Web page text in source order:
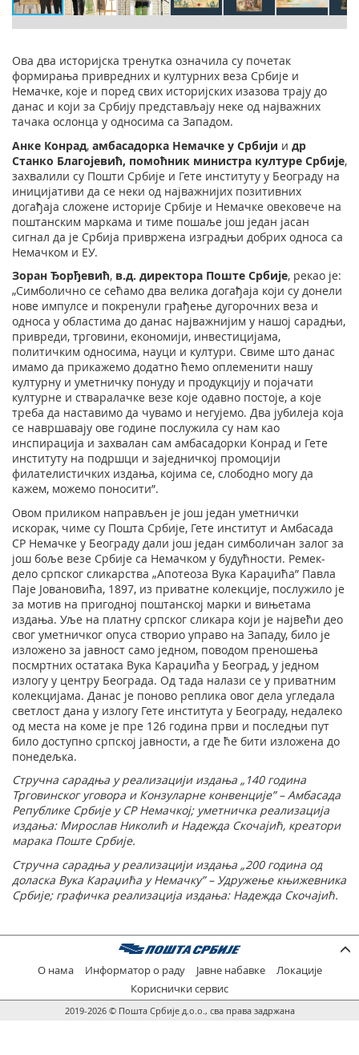
Ова два историјска тренутка означила су почетак
формирања привредних и културних веза Србије и
Немачке, које и поред свих историјских изазова трају до
данас и који за Србију представљају неке од најважних
тачака ослонца у односима са Западом.
Анке Конрад, амбасадорка Немачке у Србији и др
Станко Благојевић, помоћник министра културе Србије,
захвалили су Пошти Србије и Гете институту у Београду на
иницијативи да се неки од најважнијих позитивних
догађаја сложене историје Србије и Немачке овековече на
поштанским маркама и тиме пошаље још један јасан
сигнал да је Србија привржена изградњи добрих односа са
Немачком и ЕУ.
Зоран Ђорђевић, в.д. директора Поште Србије, рекао је:
„Симболично се сећамо два велика догађаја који су донели
нове импулсе и покренули грађење дугорочних веза и
односа у областима до данас најважнијим у нашој сарадњи,
привреди, трговини, економији, инвестицијама,
политичким односима, науци и култури. Свиме што данас
имамо да прикажемо додатно ћемо оплеменити нашу
културну и уметничку понуду и продукцију и појачати
културне и стваралачке везе које одавно постоје, а које
треба да наставимо да чувамо и негујемо. Два јубилеја која
се навршавају ове године послужила су нам као
инспирација и захвалан сам амбасадорки Конрад и Гете
институту на подршци и заједничкој промоцији
филателистичких издања, којима се, слободно могу да
кажем, можемо поносити”.
Овом приликом направљен је још један уметнички
искорак, чиме су Пошта Србије, Гете институт и Амбасада
СР Немачке у Београду дали још један симболичан залог за
још боље везе Србије са Немачком у будућности. Ремек-
дело српског сликарства „Апотеоза Вука Караџића” Павла
Паје Јовановића, 1897, из приватне колекције, послужило је
за мотив на пригодној поштанској марки и вињетама
издања. Уље на платну српског сликара који је највећи део
свог уметничког опуса створио управо на Западу, било је
изложено за јавност само једном, поводом преношења
посмртних остатака Вука Караџића у Београд, у једном
излогу у центру Београда. Од тада налази се у приватним
колекцијама. Данас је поново реплика овог дела угледала
светлост дана у излогу Гете института у Београду, недалеко
од места на коме је пре 126 година први и последњи пут
било доступно српској јавности, a где ће бити изложена до
понедељка.
Стручна сарадња у реализацији издања „140 година
Трговинског уговора и Конзуларне конвенције” –Амбасада
Републике Србије уСРНемачкој; уметничка реализација
издања: Mирослав Николић и Надежда Скочајић, креатори
марака Поште Србије.
Стручна сарадња у реализацији издања „200 година од
доласка Вука Караџића у Немачку” – Удружење књижевника
Србије; графичка реализација издања: Надежда Скочајић.
О нама Информатор о раду Јавне набавке
Локације
Кориснички сервис
2019-2026 © Пошта Србије д.о.о., сва права задржана